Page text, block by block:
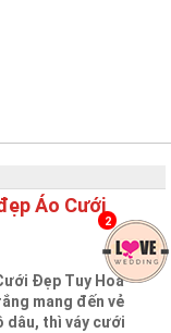
Áo Cưới
Đẹp Tuy Hoà
mang đến vẻ
dâu, thì váy cưới
2